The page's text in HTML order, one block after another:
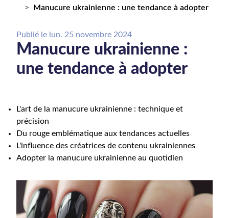
Manucure ukrainienne : une tendance à adopter
Publié le lun. 25 novembre 2024
Manucure ukrainienne :
une tendance à adopter
L'art de la manucure ukrainienne : technique et
précision
Du rouge emblématique aux tendances actuelles
L'influence des créatrices de contenu ukrainiennes
Adopter la manucure ukrainienne au quotidien